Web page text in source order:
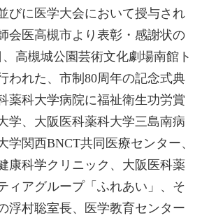
びに医学大会において授与され
会医高槻市より表彰・感謝状の
、高槻城公園芸術文化劇場南館ト
われた、市制80周年の記念式典
薬科大学病院に福祉衛生功労賞
学、大阪医科薬科大学三島南病
学関西BNCT共同医療センター、
康科学クリニック、大阪医科薬
ィアグループ「ふれあい」、そ
浮村聡室長、医学教育センター